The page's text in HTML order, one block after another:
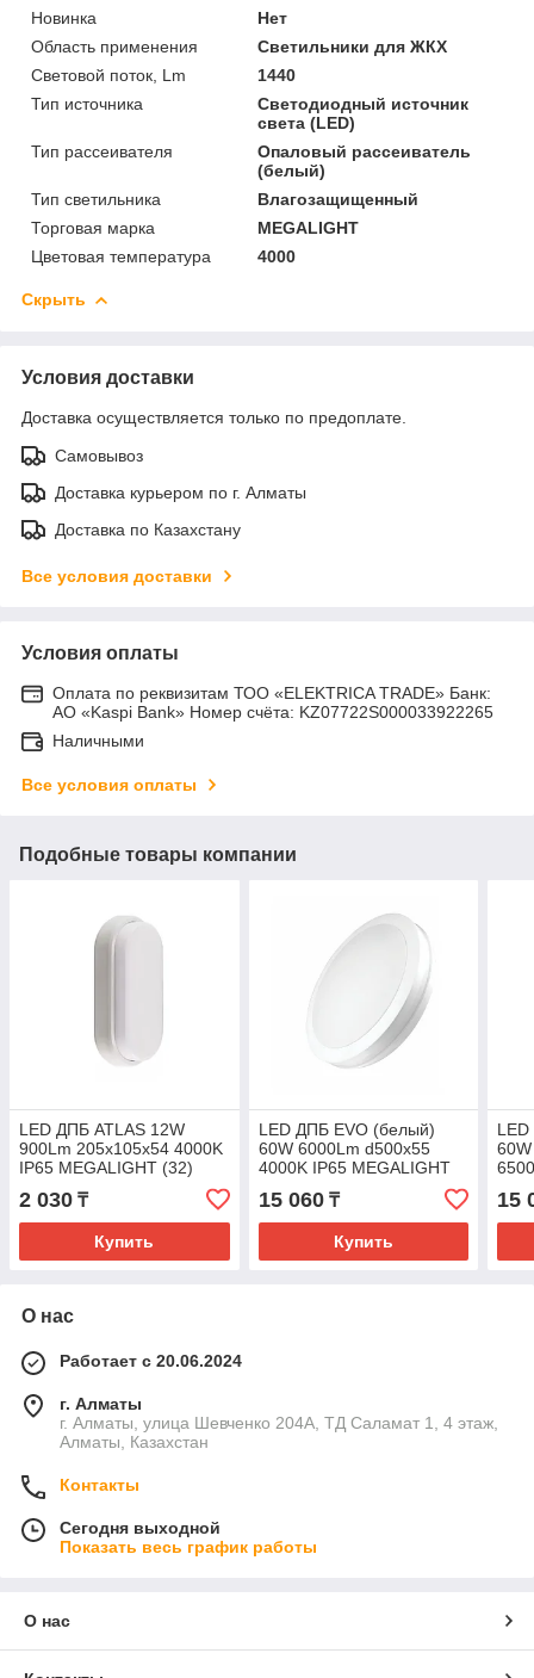
Новинка
Нет
Область применения
Светильники для ЖКХ
Световой поток, Lm
1440
Тип источника
Светодиодный источник
света (LED)
Тип рассеивателя
Опаловый рассеиватель
(белый)
Тип светильника
Влагозащищенный
Торговая марка
MEGALIGHT
Цветовая температура
4000
Скрыть
Условия доставки
Доставка осуществляется только по предоплате.
Самовывоз
Доставка курьером по г. Алматы
Доставка по Казахстану
Все условия доставки
Условия оплаты
Оплата по реквизитам ТОО «ELEKTRICA TRADE» Банк:
АО «Kaspi Bank» Номер счёта: KZ07722S000033922265
Наличными
Все условия оплаты
Подобные товары компании
LED ДПБ ATLAS 12W
900Lm 205x105x54 4000K
IP65 MEGALIGHT (32)
2 030 ₸
Купить
LED ДПБ EVO (белый)
60W 6000Lm d500х55
4000K IP65 MEGALIGHT
15 060₸
Купить
15
О нас
Работает с 20.06.2024
г. Алматы
г. Алматы, улица Шевченко 204А, ТД Саламат 1, 4 этаж,
Алматы, Казахстан
Контакты
Сегодня выходной
Показать весь график работы
О нас